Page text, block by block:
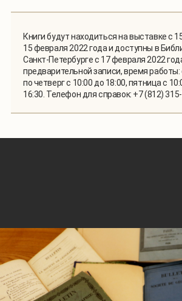
Книги будут находиться на выставке с
15 февраля 2022 года и доступны в
Санкт-Петербурге с 17 февраля 2022
предварительной записи, время
по четверг с 10:00 до 18:00, пятница с
16:30. Телефон для справок: +7 (812) 315-